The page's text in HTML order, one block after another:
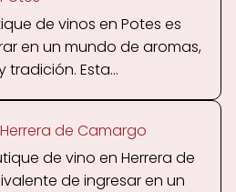
de vinos en Potes es
en un mundo de aromas,
tradición. Esta...
de Camargo
de vino en Herrera de
de ingresar en un